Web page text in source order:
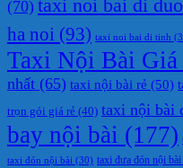
(70) taxi noi bai di
ha noi (93) taxi noi bai di tinh
Taxi Nội Bài Giá
nhất (65) taxi nội bài rẻ (50)
trọn gói giá rẻ (40) taxi nội bài
bay nội bài (177)
taxi đón nội bài (30) taxi đưa đón nội bài